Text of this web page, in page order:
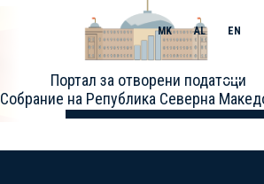
Портал за отворени податоци
Собрание на Република Северна
MK AL EN
Toggle